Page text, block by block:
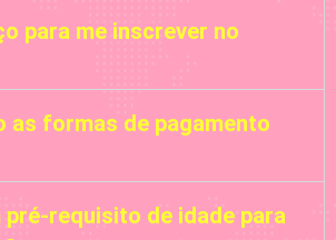
para me inscrever no
as formas de pagamento
pré-requisito de idade para